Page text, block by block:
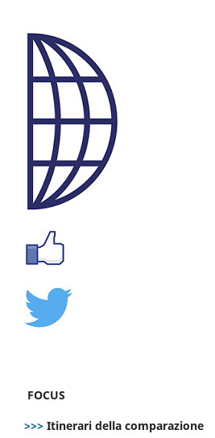
FOCUS
>>> Itinerari della comparazione